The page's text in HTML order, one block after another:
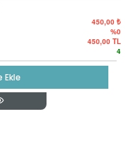
450,00 ₺
%0
450,00 TL
4
Ekle